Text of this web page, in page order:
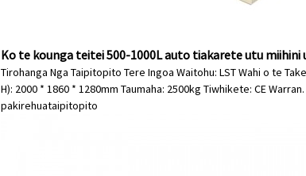
Ko te kounga teitei 500-1000L auto tiakarete utu miihini
Tirohanga Nga Taipitopito Tere Ingoa Waitohu: LST Wahi o te
H): 2000 * 1860 * 1280mm Taumaha: 2500kg Tiwhikete: CE Warran.
pakirehuataipitopito